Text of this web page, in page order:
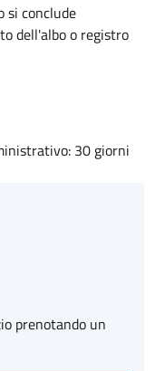
si conclude
dell'albo o registro
30 giorni
prenotando un